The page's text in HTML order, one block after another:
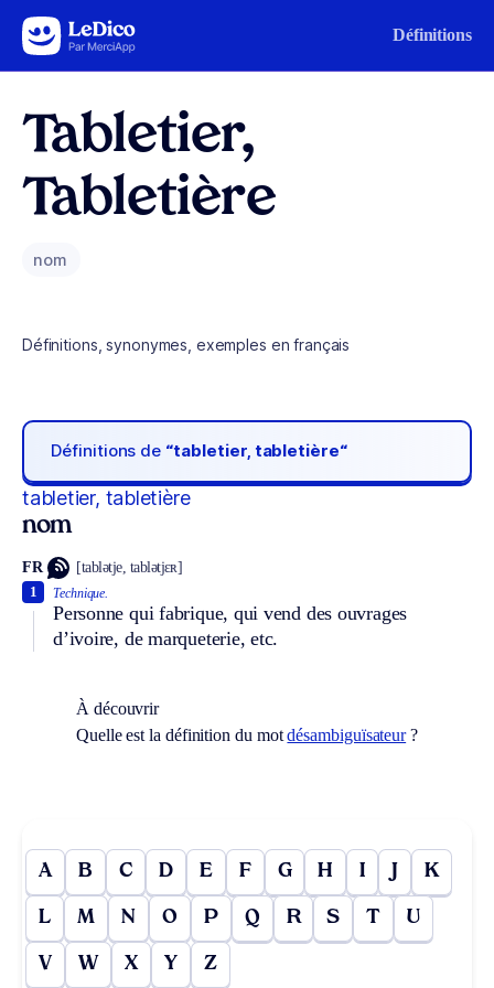
Aller au contenu Définitions
Tabletier,
Tabletière
nom
Définitions, synonymes, exemples en français
Définitions de “tabletier, tabletière“
tabletier, tabletière
nom
FR [tablətje, tablətjɛʀ]
Technique.
Personne qui fabrique, qui vend des ouvrages
d’ivoire, de marqueterie, etc.
1
À découvrir
Quelle est la définition du motdésambiguïsateur?
A B C D E F G H I J K
L M N O P Q R S T U
V W X Y Z